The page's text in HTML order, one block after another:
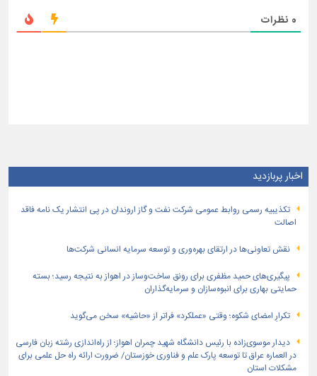
0 نظرات
اخبار پربازدید
تكذیبیه رسمی روابط عمومی شركت نفت و گاز اروندان در پی انتشار یک نامه فاقد
اصالت
نقش تعاونی‌ها در ارتقای بهره‌وری و توسعه سرمایه انسانی شرکت‌ها
پیگیری‌های حمید مظفری برای رونق ساخت‌وساز در اهواز به نتیجه رسید؛ بسته
حمایتی بهاری برای انبوه‌سازان و سرمایه‌گذاران
تکرارِ امضای شکوه؛ وقتی «عملکرد» فراتر از «حاشیه» سخن می‌گوید
دیدار موسوی‌زاده با رئیس دانشگاه شهید چمران اهواز؛ از راه‌اندازی رشته زبان فارسی
در العماره عراق تا توسعه پارک علم و فناوری خوزستان/ ضرورت ارائه راه حل علمی برای
مشکلات استان